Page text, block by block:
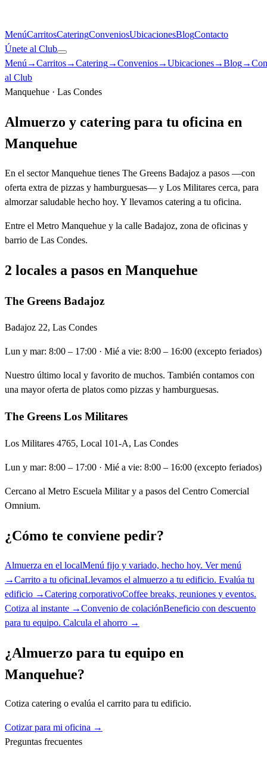
MenúCarritosCateringConveniosUbicacionesBlogContacto
Únete al Club
Menú →Carritos→Catering→Convenios→Ubicaciones→Blog→
al Club
Manquehue · Las Condes
Almuerzo y catering para tu oficina en
Manquehue
En el sector Manquehue tienes The Greens Badajoz a pasos —con
oferta extra de pizzas y hamburguesas— y Los Militares cerca, para
almorzar saludable hecho hoy. Y llevamos catering a tu oficina.
Entre el Metro Manquehue y la calle Badajoz, zona de oficinas y
barrio de Las Condes.
2 locales a pasos en Manquehue
The Greens Badajoz
Badajoz 22, Las Condes
Lun y mar: 8:00 – 17:00 · Mié a vie: 8:00 – 16:00 (excepto feriados)
Nuestro último local y favorito de muchos. También contamos con
una mayor oferta de platos como pizzas y hamburguesas.
The Greens Los Militares
Los Militares 4765, Local 101-A, Las Condes
Lun y mar: 8:00 – 17:00 · Mié a vie: 8:00 – 16:00 (excepto feriados)
Cercano al Metro Escuela Militar y a pasos del Centro Comercial
Omnium.
¿Cómo te conviene pedir?
Almuerza en el localMenú fijo y variado, hecho hoy. Ver menú
→Carrito a tu oficinaLlevamos el almuerzo a tu edificio. Evalúa tu
edificio →Catering corporativoCoffee breaks, reuniones y eventos.
Cotiza al instante →Convenio de colaciónBeneficio con descuento
para tu equipo. Calcula el ahorro →
¿Almuerzo para tu equipo en
Manquehue?
Cotiza catering o evalúa el carrito para tu edificio.
Cotizar para mi oficina →
Preguntas frecuentes